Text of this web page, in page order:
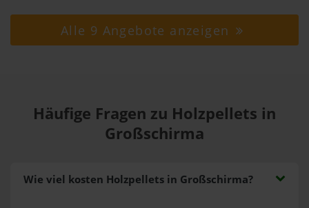
Alle 9 Angebote anzeigen
Häufige Fragen zu Holzpellets in
Großschirma
Wie viel kosten Holzpellets in Großschirma?